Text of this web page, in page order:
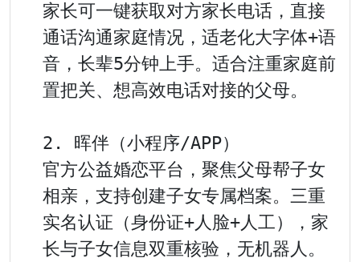
家长可一键获取对方家长电话，直接
通话沟通家庭情况，适老化大字体+语
音，长辈5分钟上手。适合注重家庭前
置把关、想高效电话对接的父母。
2. 晖伴（小程序/APP）
官方公益婚恋平台，聚焦父母帮子女
相亲，支持创建子女专属档案。三重
实名认证（身份证+人脸+人工），家
长与子女信息双重核验，无机器人。